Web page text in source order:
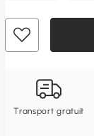
Transport gratuit